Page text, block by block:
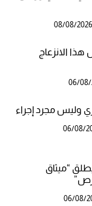
08/08/2026
الانزعاج
06/08/
وليس مجرد إجراء
06/08/
“ميثاق
06/08/